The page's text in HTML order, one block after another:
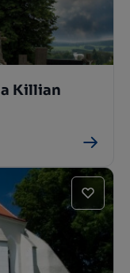
Killian